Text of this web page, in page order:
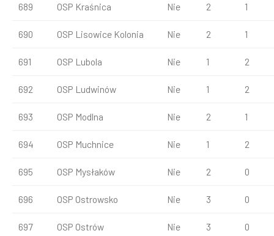
689 OSP Kraśnica Nie 2 1
690 OSP Lisowice Kolonia Nie 2 1
691 OSP Lubola Nie 1 2
692 OSP Ludwinów Nie 1 2
693 OSP Modlna Nie 2 1
694 OSP Muchnice Nie 1 2
695 OSP Mysłaków Nie 2 0
696 OSP Ostrowsko Nie 3 0
697 OSP Ostrów Nie 3 0